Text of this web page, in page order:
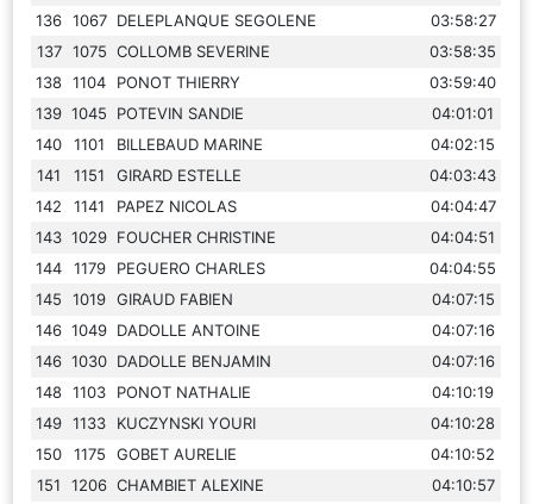
136 1067 DELEPLANQUE SEGOLENE
03:58:27
137 1075 COLLOMB SEVERINE
03:58:35
138 1104 PONOT THIERRY
03:59:40
139 1045 POTEVIN SANDIE
04:01:01
140
1101 BILLEBAUD MARINE
04:02:15
141
1151 GIRARD ESTELLE
04:03:43
142
1141 PAPEZ NICOLAS
04:04:47
143 1029 FOUCHER CHRISTINE
04:04:51
144
1179 PEGUERO CHARLES
04:04:55
145
1019 GIRAUD FABIEN
04:07:15
146 1049 DADOLLE ANTOINE
04:07:16
146 1030 DADOLLE BENJAMIN
04:07:16
148 1103 PONOT NATHALIE
04:10:19
149 1133 KUCZYNSKI YOURI
04:10:28
150
1175 GOBET AURELIE
04:10:52
151
1206 CHAMBIET ALEXINE
04:10:57